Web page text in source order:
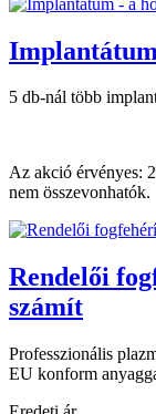
5 db-nál több
Az akció érvényes:
nem összevonhatók.
Rendelői
számít
Professzionális
EU konform